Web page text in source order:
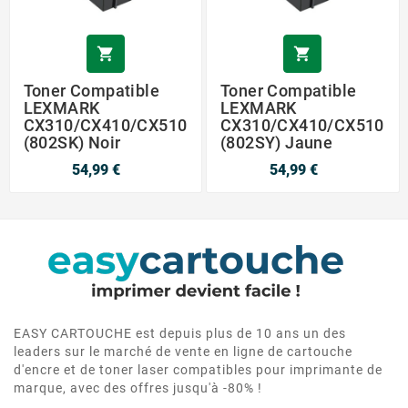

Toner Compatible
LEXMARK
CX310/CX410/CX510
(802SK) Noir
54,99 €

Toner Compatible
LEXMARK
CX310/CX410/CX510
(802SY) Jaune
54,99 €
EASY CARTOUCHE est depuis plus de 10 ans un des
leaders sur le marché de vente en ligne de cartouche
d'encre et de toner laser compatibles pour imprimante de
marque, avec des offres jusqu'à -80% !